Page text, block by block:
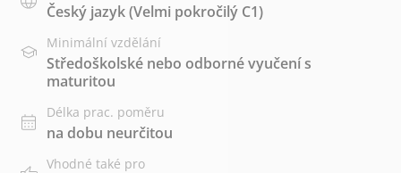
Český jazyk(Velmi pokročilý C1)
Minimální vzdělání
Středoškolské nebo odborné vyučení s
maturitou
Délka prac. poměru
na dobu neurčitou
Vhodné také pro